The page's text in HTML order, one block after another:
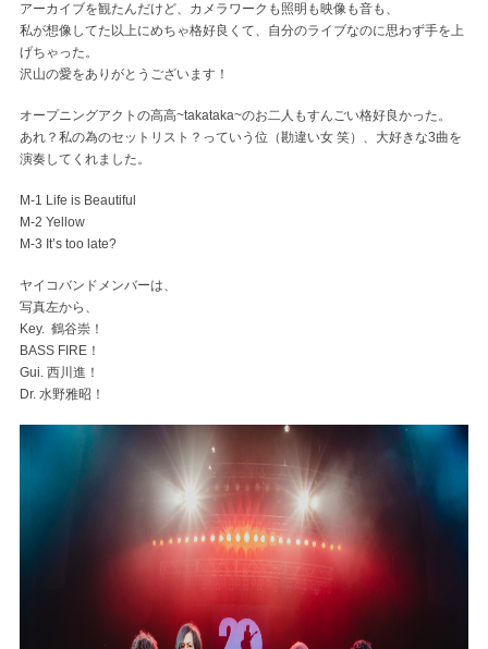
アーカイブを観たんだけど、カメラワークも照明も映像も音も、
私が想像してた以上にめちゃ格好良くて、自分のライブなのに思わず手を上
げちゃった。
沢山の愛をありがとうございます！
オープニングアクトの高高~takataka~のお二人もすんごい格好良かった。
あれ？私の為のセットリスト？っていう位（勘違い女 笑）、大好きな3曲を
演奏してくれました。
M-1 Life is Beautiful
M-2 Yellow
M-3 It’s too late?
ヤイコバンドメンバーは、
写真左から、
Key. 鶴谷崇！
BASS FIRE！
Gui. 西川進！
Dr. 水野雅昭！